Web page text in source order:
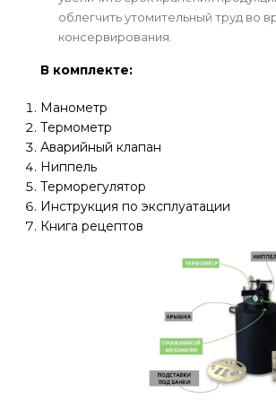
облегчить утомительный труд во
консервирования.
В комплекте:
Манометр
Термометр
Аварийный клапан
Ниппель
Терморегулятор
Инструкция по эксплуатации
Книга рецептов